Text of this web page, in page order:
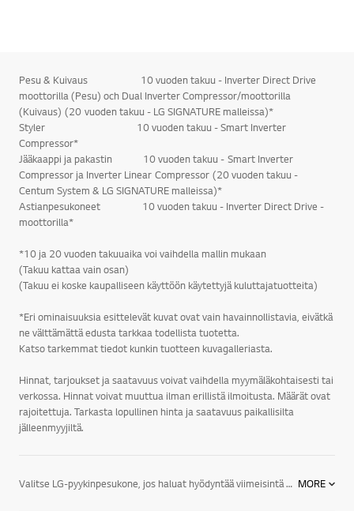
Pesu & Kuivaus 10 vuoden takuu - Inverter Direct Drive
moottorilla (Pesu) och Dual Inverter Compressor/moottorilla
(Kuivaus) (20 vuoden takuu - LG SIGNATURE malleissa)*
Styler 10 vuoden takuu - Smart Inverter
Compressor*
Jääkaappi ja pakastin 10 vuoden takuu - Smart Inverter
Compressor ja Inverter Linear Compressor (20 vuoden takuu -
Centum System & LG SIGNATURE malleissa)*
Astianpesukoneet 10 vuoden takuu - Inverter Direct Drive -
moottorilla*
*10 ja 20 vuoden takuuaika voi vaihdella mallin mukaan
(Takuu kattaa vain osan)
(Takuu ei koske kaupalliseen käyttöön käytettyjä kuluttajatuotteita)
*Eri ominaisuuksia esittelevät kuvat ovat vain havainnollistavia, eivätkä
ne välttämättä edusta tarkkaa todellista tuotetta.
Katso tarkemmat tiedot kunkin tuotteen kuvagalleriasta.
Hinnat, tarjoukset ja saatavuus voivat vaihdella myymäläkohtaisesti tai
verkossa. Hinnat voivat muuttua ilman erillistä ilmoitusta. Määrät ovat
rajoitettuja. Tarkasta lopullinen hinta ja saatavuus paikallisilta
jälleenmyyjiltä.
Valitse LG-pyykinpesukone, jos haluat hyödyntää viimeisintä teknologiaa. Tässä muutamia ominaisuuksia:LG-pyykinpesukoneissa on LG:n patentoima suoravetomoottori, Direct Drive, jossa moottori kiinnitetään suoraan rumpuun. Suoravetomoottorin ansiosta kone on kestävä ja hiljainen. Kuluvia osia, kuten hiiliharjat ja vetohihna, on huomattavasti vähemmän. Moottorille annamme 10 vuoden täystakuun. Jos moottori kaikesta huolimatta rikkoutuu kymmenen vuoden aikana, vaihdamme moottorin kuluitta uuteen. LG True Steam -höyrytoiminnolla varustetuissa pyykinpesukoneissa on mahdollista lisätä normaaliin pesuohjelmaan mukaan höyry. Höyry avaa vaatteiden kuidut, irrottaa lian tehokkaasti ja poistaa epämiellyttäviä hajuja. Höyrytoiminto on mahdollista valita mukaan lähes kaikkiin useimmin käytettäviin ohjelmiin. Allergiaohjelmassa höyry poistaa 99,9% kaikista pölypunkeista ja bakteereista jo 60 asteen lämpötilassa, jolloin se ei ole vaatteille haitallinen. Lisäksi höyry poistaa vaatteista myös siitepölyn, eläinten hilseen ja erilaiset allergeenit.Erilaiset vaatteet sekä materiaalit on hyvä pestä eri tavoin. LG:n suoravetomoottori, Direct Drive, on asennettu suoraan kiinni rumpuun, jolloin rumpua voidaan liikuttaa huomattavasti tehokkaammin ja monipuolisemmin. Käynnistäminen, pysäyttäminen ja suunnanmuutos voidaan suorittaa tarkasti. LG:n pyykinpesukoneiden 6 Motion on kuusi erilaista pesurytmiä, joissa rumpua liikutellaan tehokkaasti ja eri tavoin. 6 Motionin rummun liikkeiden ansiosta saadaan aikaan paras mahdollinen pesutulos, pienellä vesimäärällä ja kohtuullisessa ajassa.LG:n pyykinpesukoneet on suunniteltu samalla huipputeknologialla ja innovaatioilla, jotka saavat kaikki muutkin kodinkoneemme erottumaan edukseen. Tulet huomaamaan, että tyylikkäällä muotoilulla ja lyömättömällä suorituskyvyllä varustetut pyykinpesukoneemme ovat uskomattomia, kun ne ovat käytössä, ja uskomattoman hyvännäköisiä, kun niitä ei käytetä.Ota kaikki irti elämästä! Olitpa sitten uudistamassa keittiökoneitasi, rakentamassa pesuhuonetta tai kalustamassa koko taloa, tutustu LG:n tyylikkäisiin ja innovatiivisiin kodinkoneisiin, jotka sopivat niin elämäntyyliisi kuin kotisi sisustukseenkin.LG:n kodinkoneet jääkaapeista, liesistä, uuneista ja astianpesukoneista pyykinpesukoneisiin, kuivausrumpuihin sekä ilmastointi- ja kosteudenpoistolaitteisiin tarjoavat energiansäästöratkaisuja, jotka on suunniteltu auttamaan sinua tekemään enemmän niitä asioita, joita rakastat.Elämä on helpompaa, kun sinulla on oikeat välineet. Käytä hetki ajastasi tutustumalla hyvin suunniteltuihin LG-kodinkoneisiin, joiden avulla selviydyt kaikesta. MORE